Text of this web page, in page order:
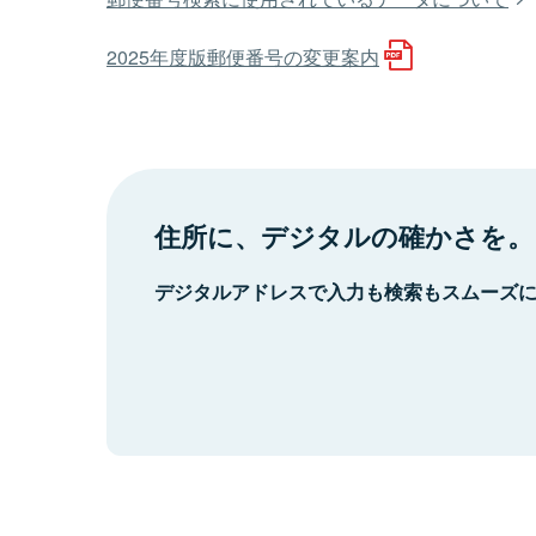
2025年度版郵便番号の変更案内
住所に、デジタルの確かさを。
デジタルアドレスで入力も検索もスムーズ